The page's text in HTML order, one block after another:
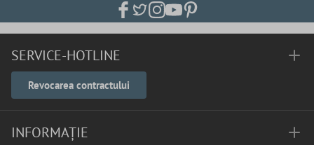
SERVICE-HOTLINE
Revocarea contractului
INFORMAȚIE